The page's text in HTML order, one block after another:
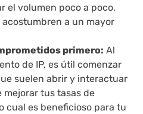
el volumen poco a poco,
a un mayor
primero: Al
de IP, es útil comenzar
suelen abrir y interactuar
mejorar tus tasas de
cual es beneficioso para tu